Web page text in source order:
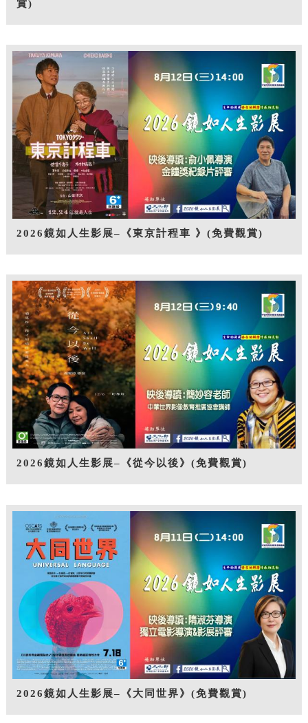
賞)
2026鏡如人生影展–《東京計程車 》(免費觀賞)
2026鏡如人生影展–《從今以後》(免費觀賞)
2026鏡如人生影展–《大同世界》(免費觀賞)